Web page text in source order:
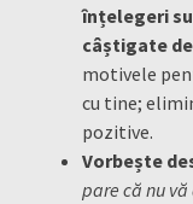
înțelegeri
câștigate
motivele
cu tine;
pozitive.
Vorbește
pare că nu